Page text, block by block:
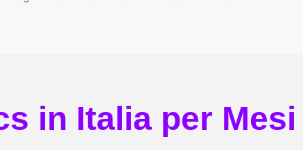
in Italia per Mesi